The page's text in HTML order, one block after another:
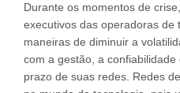
Durante os momentos de
executivos das operadoras
maneiras de diminuir a
com a gestão, a
prazo de suas redes. Redes